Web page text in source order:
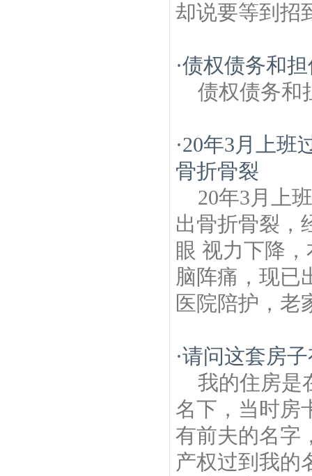
却说要等到招
·债权债务和
债权债务和
·20年3月上班
骨折骨裂
20年3月上
出骨折骨裂，
眼 视力下降
脑阵痛，现已
医院陪护，老
·请问这套房
我的住房是
名下，当时房
有前夫的名字
产权过到我的